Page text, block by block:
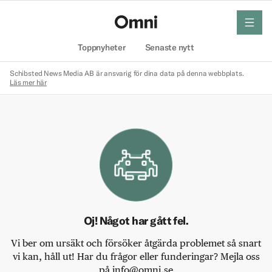
Toppnyheter Senaste nytt
meny
Schibsted News Media AB är ansvarig för dina data på denna webbplats.
Läs mer här
Oj! Något har gått fel.
Vi ber om ursäkt och försöker åtgärda problemet så snart
vi kan, håll ut! Har du frågor eller funderingar? Mejla oss